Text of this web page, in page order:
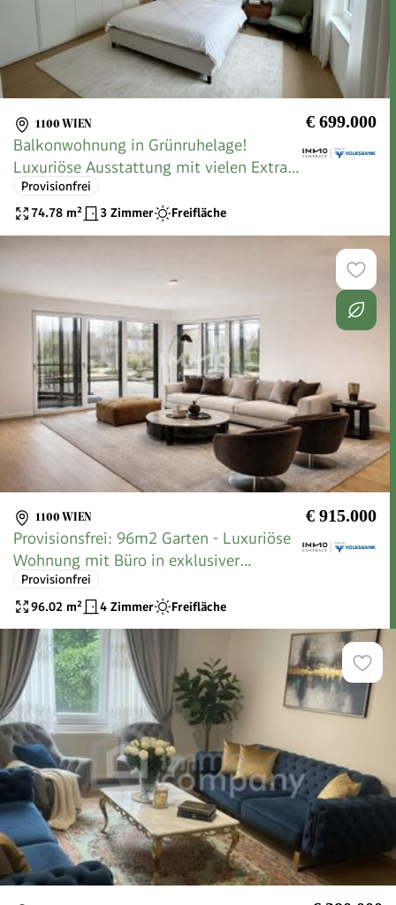
1100 WIEN € 699.000
Balkonwohnung in Grünruhelage!
Luxuriöse Ausstattung mit vielen Extras!
Provisionsfrei
Provisionfrei
74.78 m² 3 Zimmer Freifläche
1100 WIEN € 915.000
Provisionsfrei: 96m2 Garten - Luxuriöse
Wohnung mit Büro in exklusiver
Parkanlage
Provisionfrei
96.02 m² 4 Zimmer Freifläche